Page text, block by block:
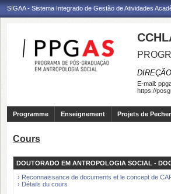
SIGAA - Sistema Integrado de Gestão de Atividades
E-mail:
https://
Programme Enseignement Projets de
Cours
DOUTORADO EM ANTROPOLOGIA SOCIAL -
› Reconnaissance de documents et le concept de
› Détails du cours